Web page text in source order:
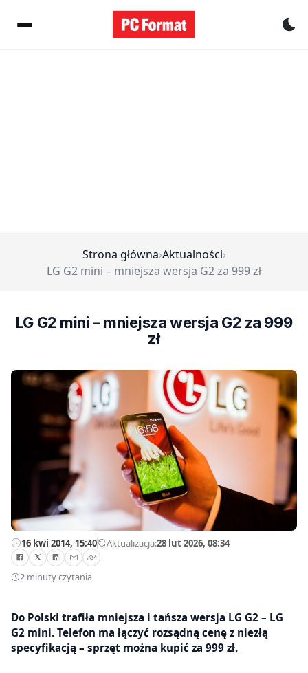
Strona główna›Aktualności›
LG G2 mini – mniejsza wersja G2 za 999 zł
LG G2 mini – mniejsza wersja G2 za 999
zł
16 kwi 2014, 15:40—Aktualizacja:28 lut 2026, 08:34
2 minuty czytania
Do Polski trafiła mniejsza i tańsza wersja LG G2 – LG
G2 mini. Telefon ma łączyć rozsądną cenę z niezłą
specyfikacją – sprzęt można kupić za 999 zł.